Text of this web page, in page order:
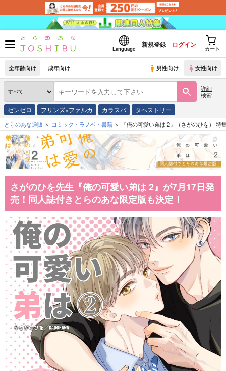
Language
新規登録 ログイン
カート
全年齢向け 成年向け 男性向け 女性向け
詳細
検索
ゼンゼロ フリンズ×ファルカ カラスバ タペストリー
とらのあな通販 コミック・ラノベ・書籍 『俺の可愛い弟は 2』（さがのひを）
さがのひを先生『俺の可愛い弟は 2』が7月17日発
売！同人誌付きとらのあな限定版も決定！